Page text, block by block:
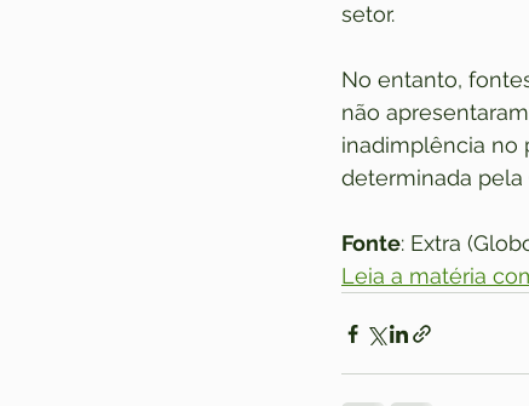
setor.
No entanto,
não
inadimplência no
determinada pela
Fonte: Extra
Leia a matéria